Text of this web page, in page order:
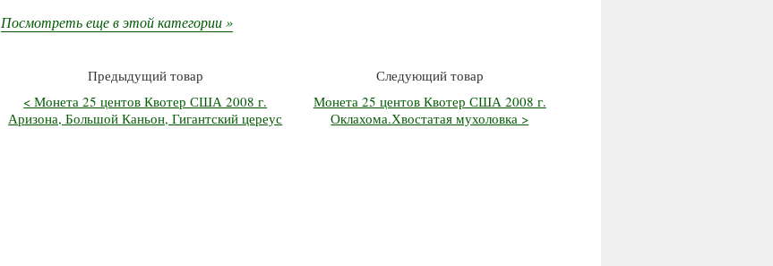
Посмотреть еще в этой категории »
Предыдущий товар
< Монета 25 центов Квотер США 2008 г.
Аризона, Большой Каньон, Гигантский цереус
Следующий товар
Монета 25 центов Квотер США 2008 г.
Оклахома.Хвостатая мухоловка >